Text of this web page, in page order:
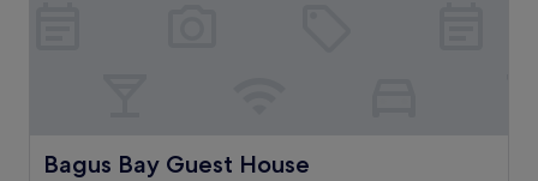
Bagus Bay Guest House
Bagus Bay Guest House